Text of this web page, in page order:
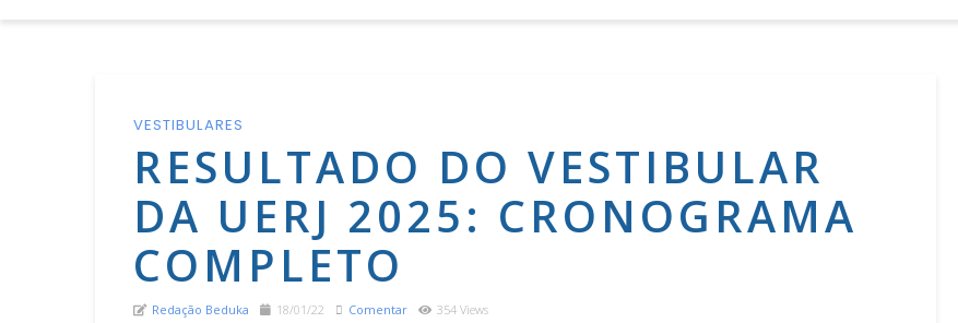
VESTIBULARES
RESULTADO DO VESTIBULAR
DA UERJ 2025: CRONOGRAMA
COMPLETO
Redação Beduka 18/01/22 Comentar 354 Views